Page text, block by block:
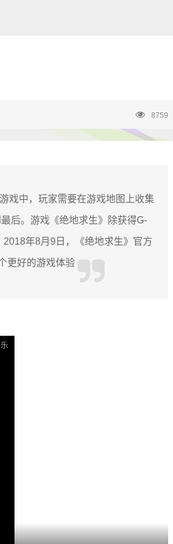
8759
戏中，玩家需要在游戏地图上收集
后。游戏《绝地求生》除获得G-
年8月9日，《绝地求生》官方
更好的游戏体验